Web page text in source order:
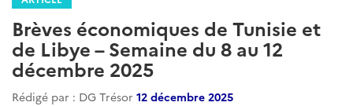
Brèves économiques de Tunisie et
de Libye – Semaine du 8 au 12
décembre 2025
Rédigé par : DG Trésor 12 décembre 2025